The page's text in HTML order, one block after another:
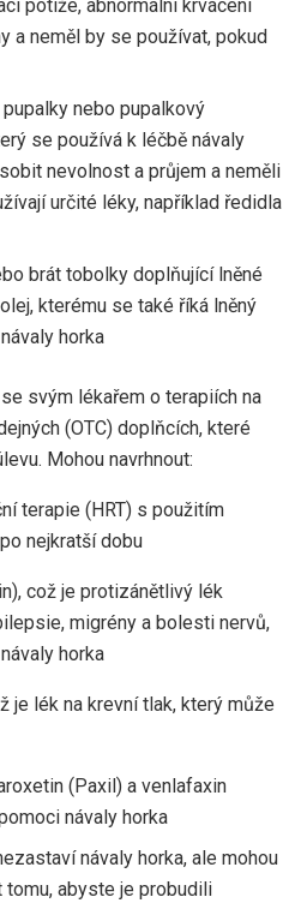
potíže, abnormální krvácení
a neměl by se používat, pokud
nebopupalkový
se používá k léčbě návaly
nevolnost a průjem a neměli
určité léky, například ředidla
bráttobolky doplňující lněné
kterému se také říká lněný
horka
svým lékařem o terapiích na
(OTC) doplňcích, které
Mohou navrhnout:
terapie (HRT) s použitím
nejkratší dobu
což je protizánětlivý lék
migrény a bolesti nervů,
horka
je lék na krevní tlak, který může
(Paxil) a venlafaxin
návaly horka
návaly horka, ale mohou
tomu, abyste je probudili